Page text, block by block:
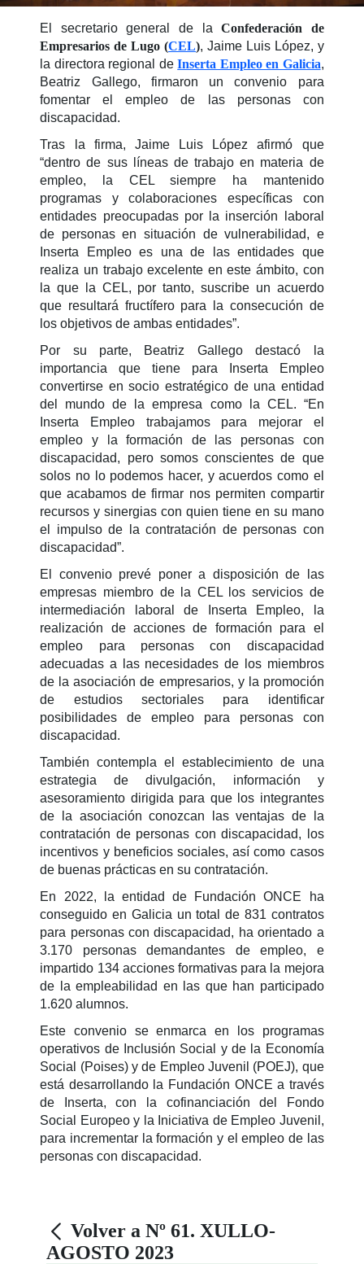
El secretario general de laConfederación de
Empresarios de Lugo (CEL), Jaime Luis López, y
la directora regional deInserta Empleo en Galicia,
Beatriz Gallego, firmaron un convenio para
fomentar el empleo de las personas con
discapacidad.
Tras la firma, Jaime Luis López afirmó que
“dentro de sus líneas de trabajo en materia de
empleo, la CEL siempre ha mantenido
programas y colaboraciones específicas con
entidades preocupadas por la inserción laboral
de personas en situación de vulnerabilidad, e
Inserta Empleo es una de las entidades que
realiza un trabajo excelente en este ámbito, con
la que la CEL, por tanto, suscribe un acuerdo
que resultará fructífero para la consecución de
los objetivos de ambas entidades”.
Por su parte, Beatriz Gallego destacó la
importancia que tiene para Inserta Empleo
convertirse en socio estratégico de una entidad
del mundo de la empresa como la CEL. “En
Inserta Empleo trabajamos para mejorar el
empleo y la formación de las personas con
discapacidad, pero somos conscientes de que
solos no lo podemos hacer, y acuerdos como el
que acabamos de firmar nos permiten compartir
recursos y sinergias con quien tiene en su mano
el impulso de la contratación de personas con
discapacidad”.
El convenio prevé poner a disposición de las
empresas miembro de la CEL los servicios de
intermediación laboral de Inserta Empleo, la
realización de acciones de formación para el
empleo para personas con discapacidad
adecuadas a las necesidades de los miembros
de la asociación de empresarios, y la promoción
de estudios sectoriales para identificar
posibilidades de empleo para personas con
discapacidad.
También contempla el establecimiento de una
estrategia de divulgación, información y
asesoramiento dirigida para que los integrantes
de la asociación conozcan las ventajas de la
contratación de personas con discapacidad, los
incentivos y beneficios sociales, así como casos
de buenas prácticas en su contratación.
En 2022, la entidad de Fundación ONCE ha
conseguido en Galicia un total de 831 contratos
para personas con discapacidad, ha orientado a
3.170 personas demandantes de empleo, e
impartido 134 acciones formativas para la mejora
de la empleabilidad en las que han participado
1.620 alumnos.
Este convenio se enmarca en los programas
operativos de Inclusión Social y de la Economía
Social (Poises) y de Empleo Juvenil (POEJ), que
está desarrollando la Fundación ONCE a través
de Inserta, con la cofinanciación del Fondo
Social Europeo y la Iniciativa de Empleo Juvenil,
para incrementar la formación y el empleo de las
personas con discapacidad.
Volver a Nº 61. XULLO-
AGOSTO 2023